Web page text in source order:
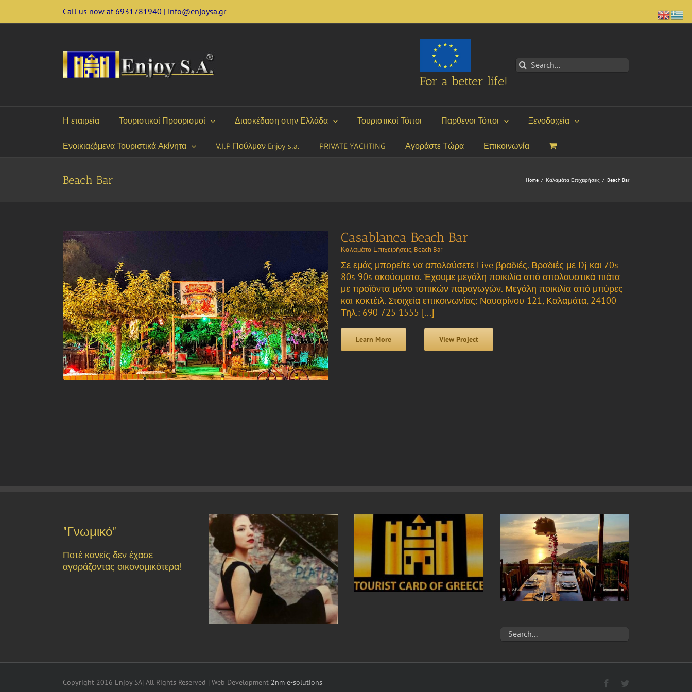
Call us now at 6931781940 | info@enjoysa.gr
For a better life!
Search
for:
Η εταιρεία Τουριστικοί Προορισμοί Διασκέδαση στην Ελλάδα Τουριστικοί Τόποι Παρθενοι Τόποι Ξενοδοχεία
Ενοικιαζόμενα Τουριστικά Ακίνητα V.I.P Πούλμαν Enjoy s.a. PRIVATE YACHTING Αγοράστε Τώρα Επικοινωνία
Beach Bar Home / Καλαμάτα Επιχειρήσεις / Beach Bar
Casablanca Beach Bar
Καλαμάτα Επιχειρήσεις, Beach Bar
Σε εμάς μπορείτε να απολαύσετε Live βραδιές. Βραδιές με Dj και 70s
80s 90s ακούσματα. Έχουμε μεγάλη ποικιλία από απολαυστικά πιάτα
με προϊόντα μόνο τοπικών παραγωγών. Μεγάλη ποικιλία από μπύρες
και κοκτέιλ. Στοιχεία επικοινωνίας: Ναυαρίνου 121, Καλαμάτα, 24100
Τηλ.: 690 725 1555 [...]
Learn More View Project
"Γνωμικό"
Ποτέ κανείς δεν έχασε
αγοράζοντας οικονομικότερα!
Copyright 2016 Enjoy SA| All Rights Reserved | Web Development 2nm e-solutions Facebook